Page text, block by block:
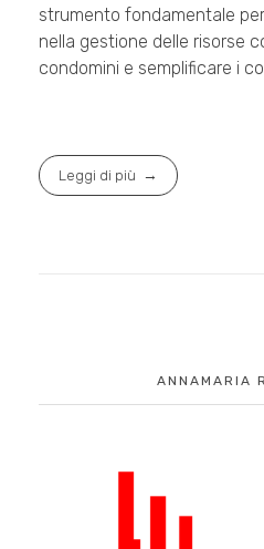
strumento fondamentale
nella gestione delle risorse
condomini e semplificare i
Leggi di più
ANNAMARIA